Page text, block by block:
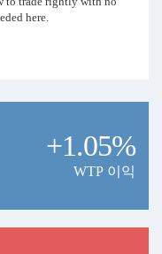
here.
+1.05%
WTP 이익